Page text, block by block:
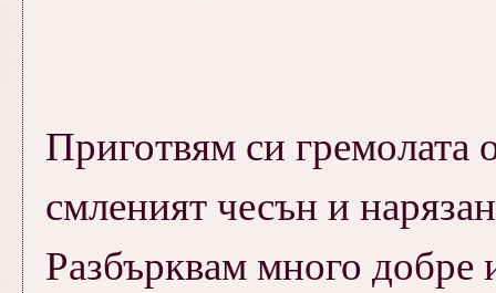
Приготвям си гремолата
смленият чесън и
Разбърквам много добре